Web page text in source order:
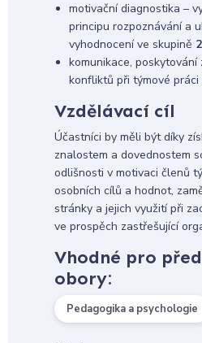
motivační diagnostika –
principu rozpoznávání a
vyhodnocení ve skupině
komunikace,
konfliktů při týmové práci
Vzdělávací cíl
Účastníci by měli být díky
znalostem a dovednostem
odlišnosti v motivaci členů
osobních cílů a hodnot,
stránky a jejich využití při
ve prospěch zastřešující
Vhodné pro
obory:
Pedagogika a psychologie